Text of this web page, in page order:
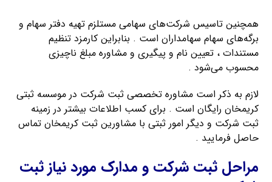
همچنین تاسیس شرکت‌های سهامی مستلزم تهیه دفتر سهام و
برگه‌های سهام سهامداران است . بنابراین کارمزد تنظیم
مستندات ، تعیین نام و پیگیری و مشاوره مبلغ ناچیزی
محسوب می‌شود .
لازم به ذکر است مشاوره تخصصی ثبت شرکت در موسسه ثبتی
کریمخان رایگان است . برای کسب اطلاعات بیشتر در زمینه
ثبت شرکت و دیگر امور ثبتی با مشاورین ثبت کریمخان تماس
حاصل فرمایید .
مراحل ثبت شرکت و مدارک مورد نیاز ثبت